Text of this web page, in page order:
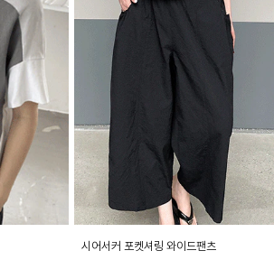
시어서커 포켓셔링 와이드팬츠